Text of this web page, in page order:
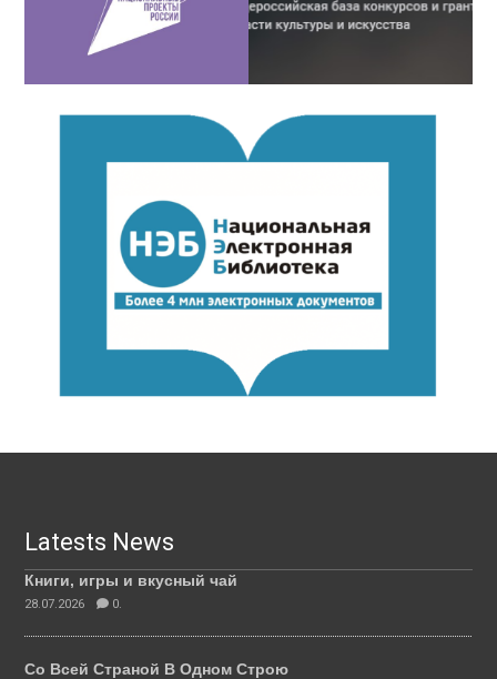
Latests News
Книги, игры и вкусный чай
28.07.2026 0.
Со Всей Страной В Одном Строю